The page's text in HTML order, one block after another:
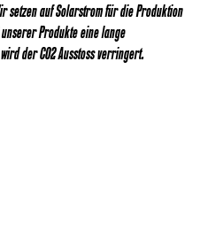
setzen auf Solarstrom für die Produktion
Produkte eine lange
der CO2 Ausstoss verringert.